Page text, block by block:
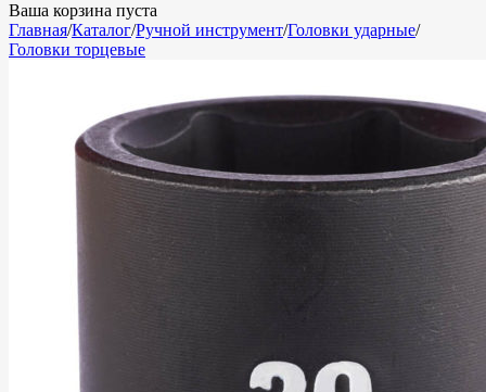
Ваша корзина пуста
Главная/Каталог/Ручной инструмент/Головки ударные/
Головки торцевые